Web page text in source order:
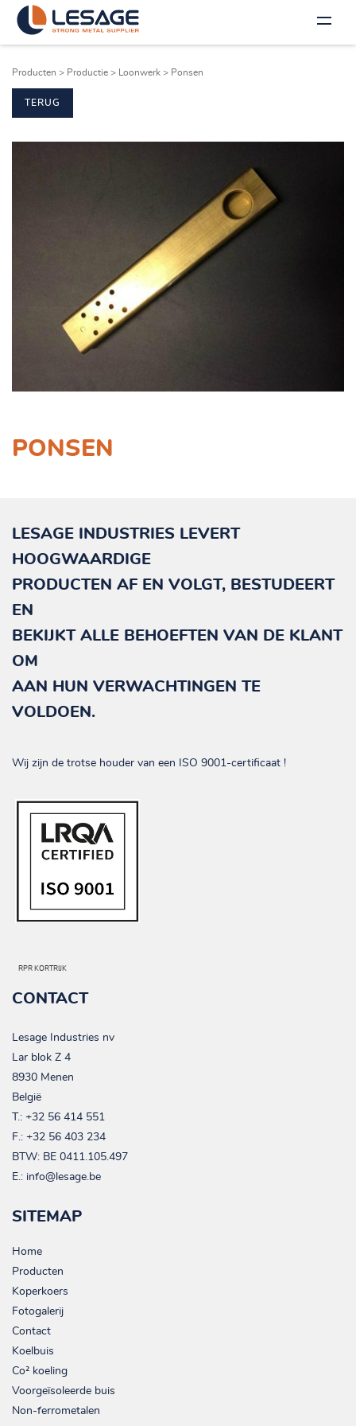
Producten > Productie > Loonwerk > Ponsen
TERUG
PONSEN
LESAGE INDUSTRIES LEVERT
HOOGWAARDIGE
PRODUCTEN AF EN VOLGT, BESTUDEERT
EN
BEKIJKT ALLE BEHOEFTEN VAN DE KLANT
OM
AAN HUN VERWACHTINGEN TE
VOLDOEN.
Wij zijn de trotse houder van een ISO 9001-certificaat !
RPR KORTRIJK
CONTACT
Lesage Industries nv
Lar blok Z 4
8930 Menen
België
T.: +32 56 414 551
F.: +32 56 403 234
BTW: BE 0411.105.497
E.: info@lesage.be
SITEMAP
Home
Producten
Koperkoers
Fotogalerij
Contact
Koelbuis
Co² koeling
Voorgeïsoleerde buis
Non-ferrometalen